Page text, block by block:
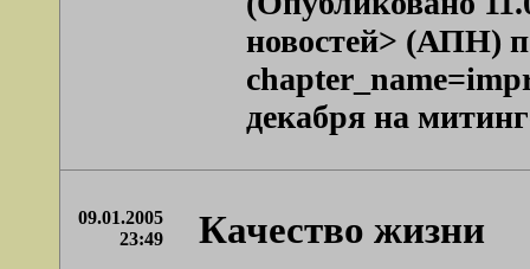
новостей> (АПН)
декабря на
09.01.2005
23:49
Качество жизни